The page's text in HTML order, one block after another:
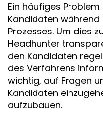
Ein häufiges
Kandidaten während
Prozesses. Um dies
Headhunter
den Kandidaten
des Verfahrens
wichtig, auf Fragen
Kandidaten
aufzubauen.